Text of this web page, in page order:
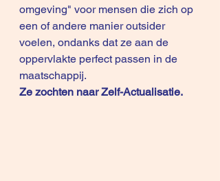
omgeving" voor mensen die zich op
een of andere manier outsider
voelen, ondanks dat ze aan de
oppervlakte perfect passen in de
maatschappij.
Ze zochten naar Zelf-Actualisatie.